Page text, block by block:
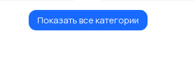
Растения и семена
Показать все категории